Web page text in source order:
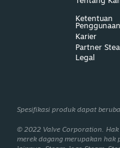
Ketentuan
Penggunaan
Karier
Partner
Legal
Spesifikasi produk dapat
© 2022 Valve Corporation.
merek dagang merupakan hak